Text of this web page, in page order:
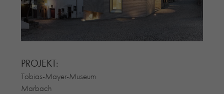
GLASUR-ZIEGEL
RE-USE-MÖRTEL
ÜBER UNS
BLOG
PROJEKT:
Tobias-Mayer-Museum
Marbach